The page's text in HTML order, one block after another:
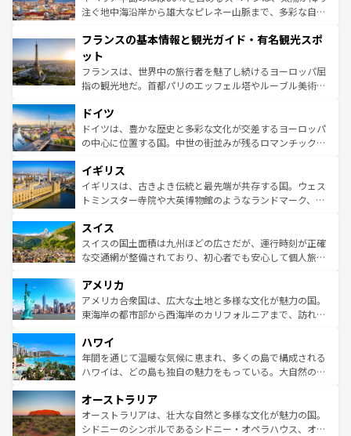
ピザやパスタなど、絶品のイタリア料理を堪能することも
ませてくれるイタリアで、忘れられない旅をしてみよう！
なお、新着のイタリア情報は
しい。
注ぐ地中海沿岸から雄大なピレネー山脈まで、多彩な自然
文化が根付くこの国では、情熱的なフラメンコ、熱気あふ
れる闘牛、そして美味しいタパスが生活の一部となってい
る。首都マドリードの洗練された雰囲気や、バルセロナの
アートに溢れた街角から、地方では古代ローマ遺跡や中世
せる。地方によって風土や気候が異なるスペインはその個
性で訪れる人を魅了する。 なお、新着のスペイン情報は コ
ンテンツ一覧を参照してほしい。
フランスの基本情報と観光ガイド・有名観光スポ
ット
フランスは、世界中の旅行者を魅了し続けるヨーロッパ屈
指の観光地だ。首都パリのエッフェル塔やルーブル美術館
で、幅広い魅力が詰まっている。華麗な宮殿、歴史的な大
聖堂、美しいビーチ、そして豊かな自然が、訪れる者を心
から魅了する。また、フランスは美食の国としても知ら
いる。シャンパンの発祥地であるランス、プロヴァンスの
香り高いラベンダー畑など、多彩な楽しみ方が可能だ。さ
らに、パリ以外の地域にも魅力が溢れており、どの街角に
れる地方に足を運ぶとそれぞれで全く異なる文化を体験で
きるだろう。 なお、新着のフランス情報はコンテンツ一覧
を参照してほしい。
ドイツ
ドイツは、豊かな歴史と多彩な文化が交差するヨーロッパ
の中心に位置する国。中世の街並みが残るロマンチック街
顔を持つこの国は、どこを歩いても飽きることがない。ベ
ルリンの文化的活気、バイエルン州のアルプスの絶景、そ
してライン川沿いのワイン畑といった風景は必見。ビール
は、お酒好きな人にはぜひ体験してほしい。 なお、新着の
ドイツ情報はコンテンツ一覧を参照してほしい。
イギリス
イギリスは、古きよき伝統と最先端が共存する国。ウェス
トミンスター寺院や大英博物館のようなランドマーク、歴
リアごとに異なる魅力がある。また、優雅なアフタヌーン
ティー、ビール好きにはたまらない英国パブ、サッカー観
戦など、本場だからこそできる体験も豊富。イギリスを旅
ンツ一覧を参照してほしい。
スイス
スイスの国土面積は九州ほどの広さだが、運行時刻が正確
な交通網が整備されており、初心者でも安心して個人旅行
の建物がそのまま残る町や、スイスならではのユニークな
博物館もあり、アルプス観光だけでなく町歩きも満喫する
ことができる。国民の所得が高いため物価も高いが、旅行
ば市内交通費無料で観光を楽しむこともできる。 なお、新
着のスイス情報はコンテンツ一覧 を参照してほしい。
アメリカ
アメリカ合衆国は、広大な土地と多様な文化が魅力の国。
東海岸の都市部から西海岸のカリフォルニアまで、訪れる
のような巨大都市は、観光、ショッピング、エンターテイ
ンメントが詰まった刺激的なスポットだ。一方、アメリカ
西部には大自然が広がり、グランドキャニオンやイエロー
部のニューオーリンズでは、音楽と美食が融合した独特の
文化が魅力。旅行者はアメリカの各地域で異なる魅力を楽
しみながら、その多様性と豊かな歴史を感じることができ
ハワイ
年間を通じて温暖な気候に恵まれ、多くの島で構成される
ハワイは、どの島も独自の魅力をもっている。大自然の神
ワイ島は見逃せない。また、定番の観光地といえばオアフ
島だが、静かな自然を求めるならマウイ島やカウアイ島が
おすすめ。エメラルドグリーンに輝く海をはじめ、豊かな
オーストラリア
オーストラリアは、壮大な自然と多様な文化が魅力の国。
シドニーのシンボルであるシドニー・オペラハウス、オー